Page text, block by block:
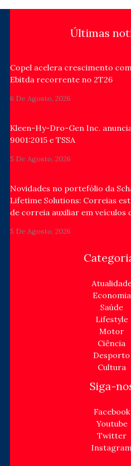
Últimas
Copel acelera crescimento
Ebitda recorrente no 2T26
6 De Agosto, 2026
Kleen-Hy-Dro-Gen Inc.
9001:2015 e TSSA
5 De Agosto, 2026
Novidades no portefólio da
Lifetime Solutions: Correias
de correia auxiliar em veículos
5 De Agosto, 2026
Economia
Saúde
Lifestyle
Motor
Ciência
Desporto
Cultura
Siga-
Facebook
Youtube
Twitter